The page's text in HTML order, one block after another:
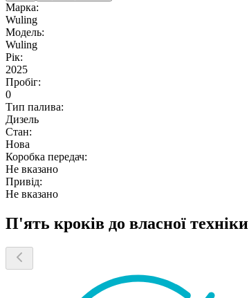
Марка:
Wuling
Модель:
Wuling
Рік:
2025
Пробіг:
0
Тип палива:
Дизель
Стан:
Нова
Коробка передач:
Не вказано
Привід:
Не вказано
П'ять кроків до власної техніки